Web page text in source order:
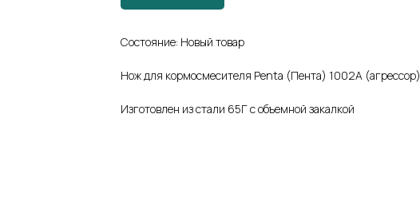
Состояние: Новый товар
Нож для кормосмесителя Penta (Пента) 1002А (агрессор)
Изготовлен из стали 65Г с объемной закалкой